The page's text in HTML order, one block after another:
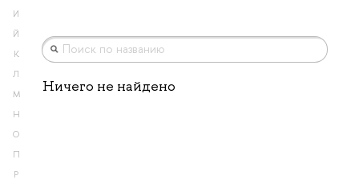
И
Й
К
Л
М
Н
О
П
Р
Ничего не найдено